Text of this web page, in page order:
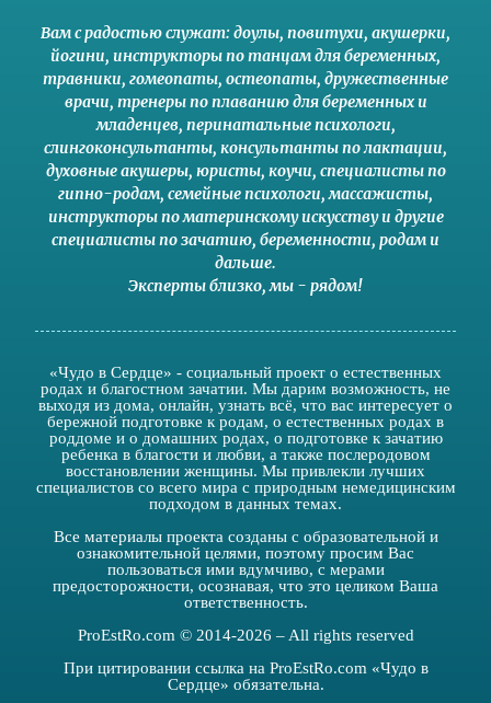
Вам с радостью служат:доулы, повитухи, акушерки,
йогини, инструкторы по танцам для беременных,
травники, гомеопаты, остеопаты, дружественные
врачи, тренеры по плаванию для беременных и
младенцев, перинатальные психологи,
слингоконсультанты, консультанты по лактации,
духовные акушеры, юристы, коучи, специалисты по
гипно-родам, семейные психологи,массажисты,
инструкторы по материнскому искусствуи другие
специалисты по зачатию, беременности, родами
дальше.
Эксперты близко,мы - рядом!
«Чудо в Сердце» - социальный проект о естественных
родах и благостном зачатии. Мы дарим возможность, не
выходя из дома, онлайн, узнать всё, что вас интересует о
бережной подготовке к родам, о естественных родах в
роддоме и о домашних родах, о подготовке к зачатию
ребенка в благости и любви, а также послеродовом
восстановлении женщины. Мы привлекли лучших
специалистов со всего мира с природным немедицинским
подходом в данных темах.
Все материалы проекта созданы с образовательной и
ознакомительной целями, поэтому просим Вас
пользоваться ими вдумчиво, с мерами
предосторожности, осознавая, что это целиком Ваша
ответственность.
ProEstRo.com © 2014-2026 – All rights reserved
При цитировании ссылка на ProEstRo.com «Чудо в
Сердце» обязательна.